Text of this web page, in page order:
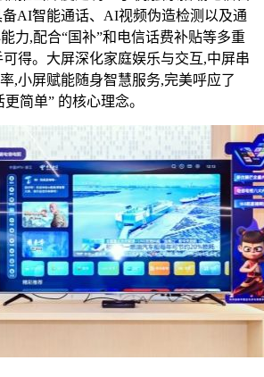
AI智能通话、AI视频伪造检测以及通
力,配合“国补”和电信话费补贴等多重
得。大屏深化家庭娱乐与交互,中屏串
,小屏赋能随身智慧服务,完美呼应了
简单” 的核心理念。